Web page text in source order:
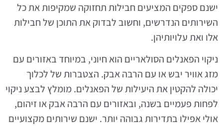
ישנם ספקים המציעים חבילות תחזוקה שמקיפות את כל
השירותים הנדרשים, וחשוב לבדוק את התוכן של חבילות
אלו ואת עלויותיהן.
ניקוי הפאנלים הסולאריים הוא חיוני, במיוחד באזורים עם
מזג אוויר יבש או עם הרבה אבק. הצטברות של לכלוך
יכולה להקטין את היעילות של הפאנלים. מומלץ לבצע ניקוי
לפחות פעמיים בשנה, ובאזורים עם הרבה אבק או זיהום,
אולי אפילו בתדירות גבוהה יותר. ישנם שירותים מקצועיים